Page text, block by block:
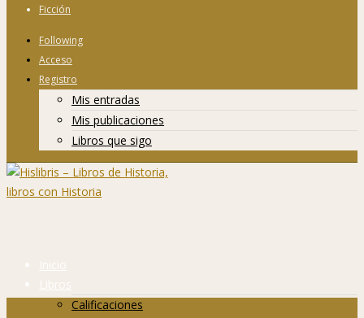
Ficción
Following
Acceso
Registro
Mis entradas
Mis publicaciones
Libros que sigo
Inicio
Libros
Calificaciones